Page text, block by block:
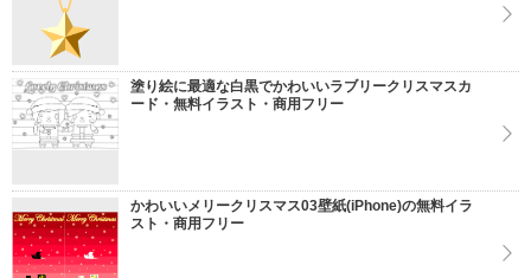
塗り絵に最適な白黒でかわいいラブリークリスマスカ
ード・無料イラスト・商用フリー
かわいいメリークリスマス03壁紙(iPhone)の無料イラ
スト・商用フリー